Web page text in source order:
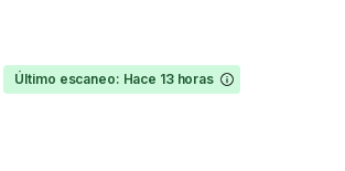
Último escaneo: Hace 13 horas